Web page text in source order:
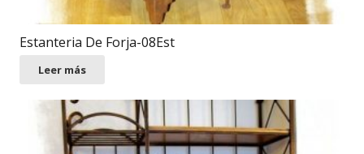
Estanteria De Forja-08Est
Leer más